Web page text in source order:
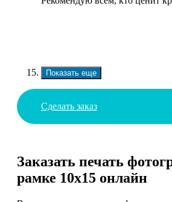
Показать еще
Сделать заказ
Заказать печать
рамке 10х15 онлайн